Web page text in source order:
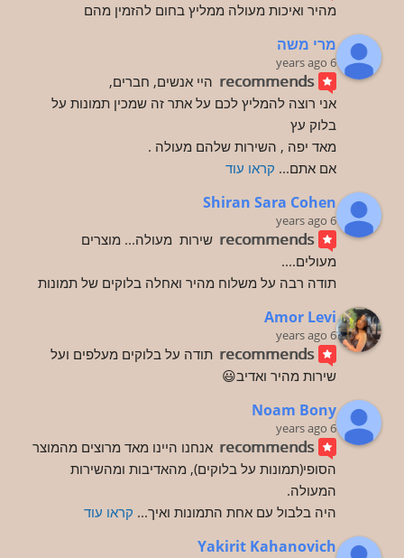
מהיר ואיכות מעולה ממליץ בחום להזמין מהם
מרי משה
6 years ago
recommends היי אנשים, חברים,
בלוק עץ
מאד יפה , השירות שלהם מעולה .
אם אתם... קראו עוד
Shiran Sara Cohen
6 years ago
recommends
מעולים....
תודה רבה על משלוח מהיר ואחלה בלוקים של תמונות
Amor Levi
6 years ago
recommends
שירות מהיר ואדיב😃
Noam Bony
6 years ago
recommends
המעולה.
היה בלבול עם אחת התמונות ואיך... קראו עוד
Yakirit Kahanovich